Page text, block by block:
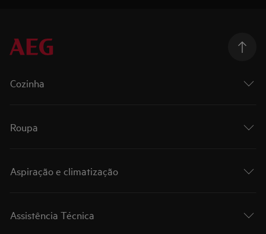
Cozinha
Roupa
Aspiração e climatização
Assistência Técnica